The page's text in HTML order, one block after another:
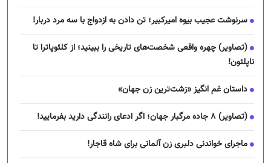
داستان غم انگیز «زشت‌ترین زن جهان»
(تصاویر) ۸ جاده مرگبار جهان؛ اگر ادعای رانندگی دارید بفرمایید!
ماجرای خواندنی دلبری زن آلمانی برای شاه قاجار!
لحظه مرگ جومونگ؛ چند روایت تاریخی از مرگ پادشاه افسانه‌ای
کره‌ای‌ها
(تصاویر) نگار فرهمند کیست؟